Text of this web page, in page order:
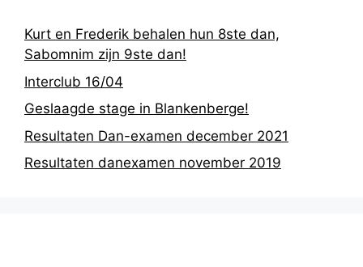
Kurt en Frederik behalen hun 8ste dan,
Sabomnim zijn 9ste dan!
Interclub 16/04
Geslaagde stage in Blankenberge!
Resultaten Dan-examen december 2021
Resultaten danexamen november 2019